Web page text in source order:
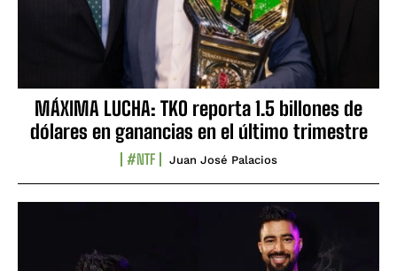
MÁXIMA LUCHA: TKO reporta 1.5 billones de
dólares en ganancias en el último trimestre
#NTF Juan José Palacios